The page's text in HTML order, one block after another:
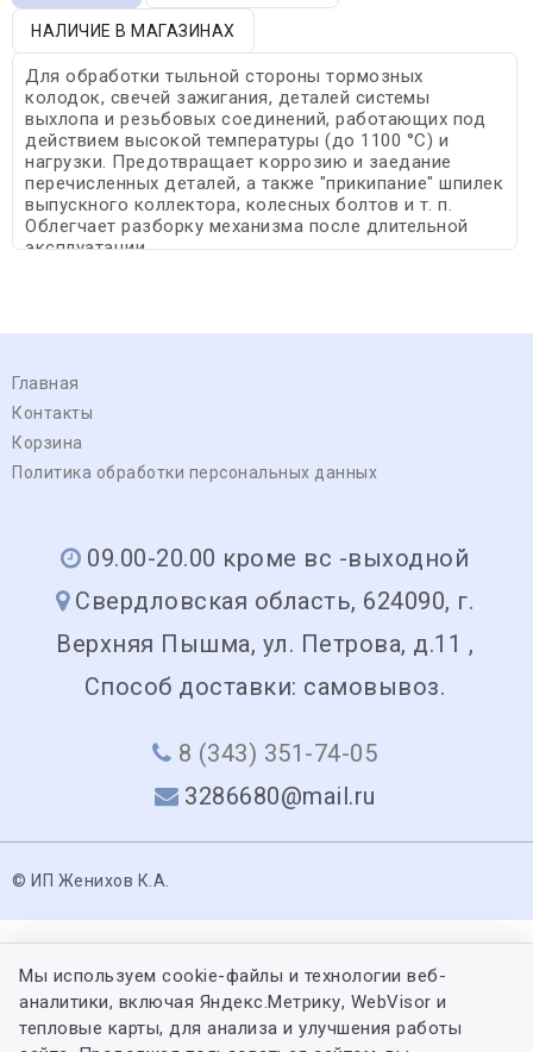
НАЛИЧИЕ В МАГАЗИНАХ
Для обработки тыльной стороны тормозных
колодок, свечей зажигания, деталей системы
выхлопа и резьбовых соединений, работающих под
действием высокой температуры (до 1100 °С) и
нагрузки. Предотвращает коррозию и заедание
перечисленных деталей, а также "прикипание" шпилек
выпускного коллектора, колесных болтов и т. п.
Облегчает разборку механизма после длительной
эксплуатации.
Главная
Контакты
Корзина
Политика обработки персональных данных
09.00-20.00 кроме вс -выходной
Свердловская область, 624090, г.
Верхняя Пышма, ул. Петрова, д.11 ,
Способ доставки: самовывоз.
8 (343) 351-74-05
3286680@mail.ru
© ИП Женихов К.А.
Мы используем cookie-файлы и технологии веб-
аналитики, включая Яндекс.Метрику, WebVisor и
тепловые карты, для анализа и улучшения работы